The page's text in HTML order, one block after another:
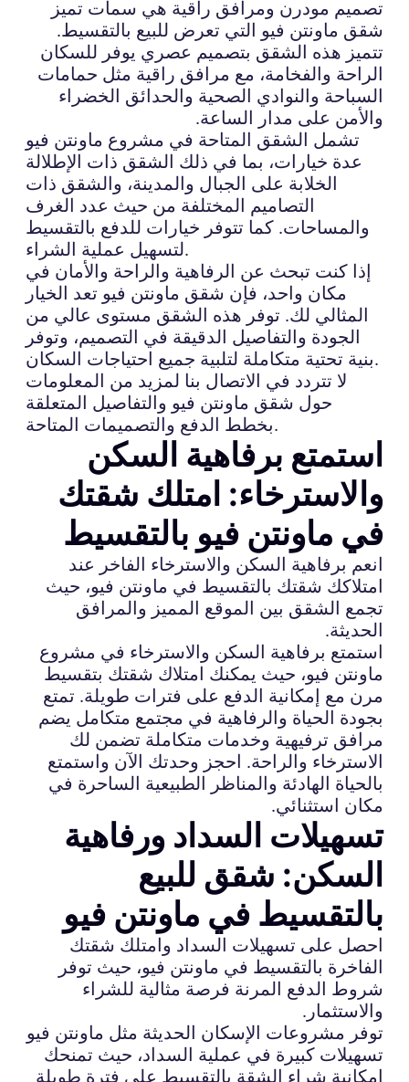
تصميم مودرن ومرافق راقية هي سمات تميز
شقق ماونتن فيو التي تعرض للبيع بالتقسيط.
تتميز هذه الشقق بتصميم عصري يوفر للسكان
الراحة والفخامة، مع مرافق راقية مثل حمامات
السباحة والنوادي الصحية والحدائق الخضراء
والأمن على مدار الساعة.
تشمل الشقق المتاحة في مشروع ماونتن فيو
عدة خيارات، بما في ذلك الشقق ذات الإطلالة
الخلابة على الجبال والمدينة، والشقق ذات
التصاميم المختلفة من حيث عدد الغرف
والمساحات. كما تتوفر خيارات للدفع بالتقسيط
لتسهيل عملية الشراء.
إذا كنت تبحث عن الرفاهية والراحة والأمان في
مكان واحد، فإن شقق ماونتن فيو تعد الخيار
المثالي لك. توفر هذه الشقق مستوى عالي من
الجودة والتفاصيل الدقيقة في التصميم، وتوفر
بنية تحتية متكاملة لتلبية جميع احتياجات السكان.
لا تتردد في الاتصال بنا لمزيد من المعلومات
حول شقق ماونتن فيو والتفاصيل المتعلقة
بخطط الدفع والتصميمات المتاحة.
استمتع برفاهية السكن
والاسترخاء: امتلك شقتك
في ماونتن فيو بالتقسيط
انعم برفاهية السكن والاسترخاء الفاخر عند
امتلاكك شقتك بالتقسيط في ماونتن فيو، حيث
تجمع الشقق بين الموقع المميز والمرافق
الحديثة.
استمتع برفاهية السكن والاسترخاء في مشروع
ماونتن فيو، حيث يمكنك امتلاك شقتك بتقسيط
مرن مع إمكانية الدفع على فترات طويلة. تمتع
بجودة الحياة والرفاهية في مجتمع متكامل يضم
مرافق ترفيهية وخدمات متكاملة تضمن لك
الاسترخاء والراحة. احجز وحدتك الآن واستمتع
بالحياة الهادئة والمناظر الطبيعية الساحرة في
مكان استثنائي.
تسهيلات السداد ورفاهية
السكن: شقق للبيع
بالتقسيط في ماونتن فيو
احصل على تسهيلات السداد وامتلك شقتك
الفاخرة بالتقسيط في ماونتن فيو، حيث توفر
شروط الدفع المرنة فرصة مثالية للشراء
والاستثمار.
توفر مشروعات الإسكان الحديثة مثل ماونتن فيو
تسهيلات كبيرة في عملية السداد، حيث تمنحك
إمكانية شراء الشقة بالتقسيط على فترة طويلة